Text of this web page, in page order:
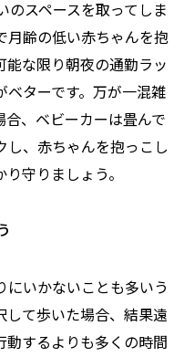
のスペースを取ってしま
月齢の低い赤ちゃんを抱
な限り朝夜の通勤ラッ
ターです。万が一混雑
、ベビーカーは畳んで
し、赤ちゃんを抱っこし
守りましょう。
いかないことも多いう
して歩いた場合、結果遠
動するよりも多くの時間